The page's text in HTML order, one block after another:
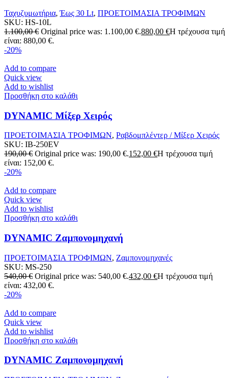
Ταχυζυμωτήρια,Έως 30 Lt, ΠΡΟΕΤΟΙΜΑΣΙΑ ΤΡΟΦΙΜΩΝ
SKU: HS-10L
1.100,00€ Original price was: 1.100,00 €.880,00 €Η τρέχουσα τιμή
είναι: 880,00 €.
-20%
Add to compare
Quick view
Add to wishlist
Προσθήκη στο καλάθι
DYNAMIC Μίξερ Χειρός
ΠΡΟΕΤΟΙΜΑΣΙΑ ΤΡΟΦΙΜΩΝ, Ραβδομπλέντερ / Μίξερ Χειρός
SKU: IB-250EV
190,00€ Original price was: 190,00 €.152,00 €Η τρέχουσα τιμή
είναι: 152,00 €.
-20%
Add to compare
Quick view
Add to wishlist
Προσθήκη στο καλάθι
DYNAMIC Ζαμπονομηχανή
ΠΡΟΕΤΟΙΜΑΣΙΑ ΤΡΟΦΙΜΩΝ, Ζαμπονομηχανές
SKU: MS-250
540,00€ Original price was: 540,00 €.432,00 €Η τρέχουσα τιμή
είναι: 432,00 €.
-20%
Add to compare
Quick view
Add to wishlist
Προσθήκη στο καλάθι
DYNAMIC Ζαμπονομηχανή